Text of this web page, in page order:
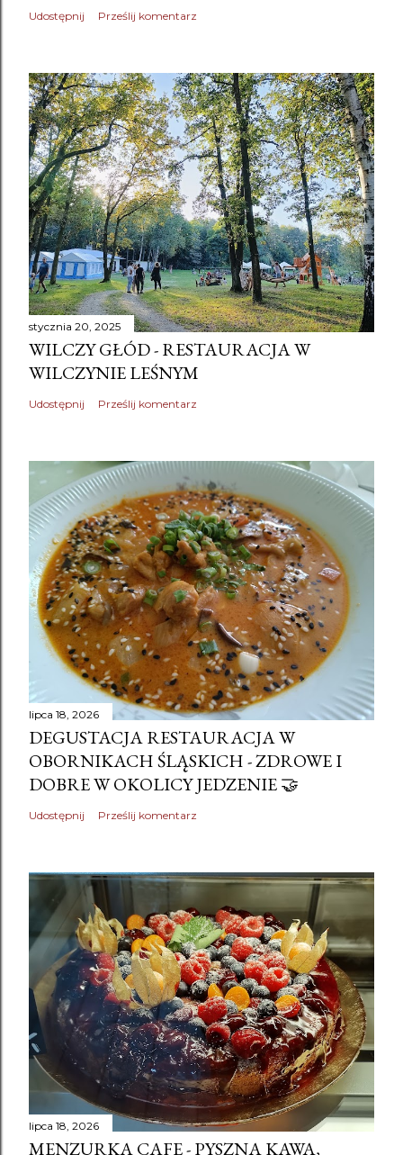
Udostępnij Prześlij komentarz
stycznia 20, 2025
WILCZY GŁÓD - RESTAURACJA W
WILCZYNIE LEŚNYM
Udostępnij Prześlij komentarz
lipca 18, 2026
DEGUSTACJA RESTAURACJA W
OBORNIKACH ŚLĄSKICH - ZDROWE I
DOBRE W OKOLICY JEDZENIE 🤝
Udostępnij Prześlij komentarz
lipca 18, 2026
MENZURKA CAFE - PYSZNA KAWA,